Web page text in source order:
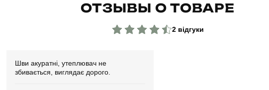
ОТЗЫВЫ О ТОВАРЕ
2 відгуки
Шви акуратні, утеплювач не
збивається, виглядає дорого.